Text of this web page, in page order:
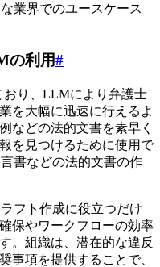
業界でのユースケース
の利用#
おり、LLMにより弁護士
を大幅に迅速に行えるよ
などの法的文書を素早く
を見つけるために使用で
書などの法的文書の作
フト作成に役立つだけ
保やワークフローの効率
。組織は、潜在的な違反
事項を提供することで、